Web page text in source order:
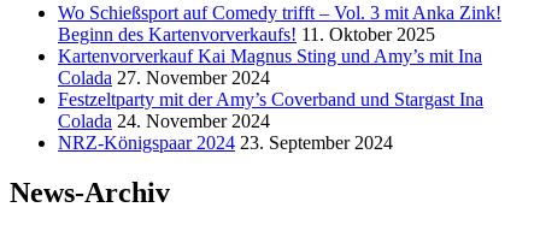
Wo Schießsport auf Comedy trifft – Vol. 3 mit Anka Zink!
Beginn des Kartenvorverkaufs! 11. Oktober 2025
Kartenvorverkauf Kai Magnus Sting und Amy’s mit Ina
Colada 27. November 2024
Festzeltparty mit der Amy’s Coverband und Stargast Ina
Colada 24. November 2024
NRZ-Königspaar 2024 23. September 2024
News-Archiv